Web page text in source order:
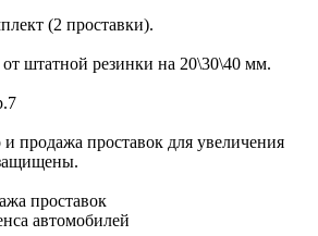
(2 проставки).
штатной резинки на 20\30\40 мм.
продажа проставок для увеличения
проставок
автомобилей